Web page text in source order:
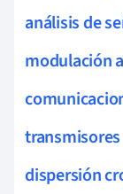
análisis de
modulación
transmisores
dispersión